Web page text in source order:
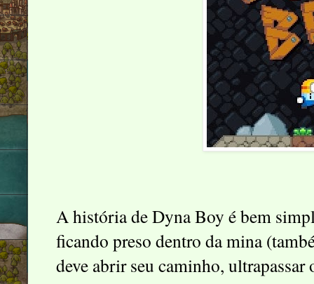
A história de Dyna Boy é bem
ficando preso dentro da mina
deve abrir seu caminho,